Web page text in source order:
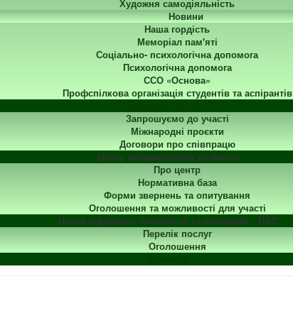
Художня самодіяльність
Новини
Наша гордість
Меморіал пам'яті
Соціально- психологічна допомога
Психологічна допомога
ССО «Основа»
Профспілкова організація студентів та аспірантів
Запрошуємо до участі
Міжнародні проєкти
Договори про співпрацю
Центр ветеранського розвитку
Про центр
Нормативна база
Форми звернень та опитування
Оголошення та можливості для участі
Центр підтримки технологій та інновацій - TISC
Перелік послуг
Оголошення